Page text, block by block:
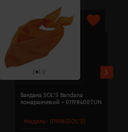
Модель: 01198(SOL’S)
Бандана SOL'S Bandana
помаранчевий - 01198400TUN